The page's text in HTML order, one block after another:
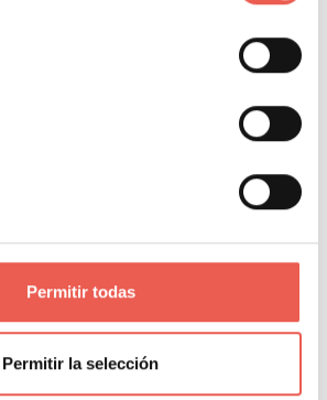
Permitir todas
Permitir la selección
single, joven, mediana
y empresas,
que cuentan con un gran
técnicos en
cualificados y con